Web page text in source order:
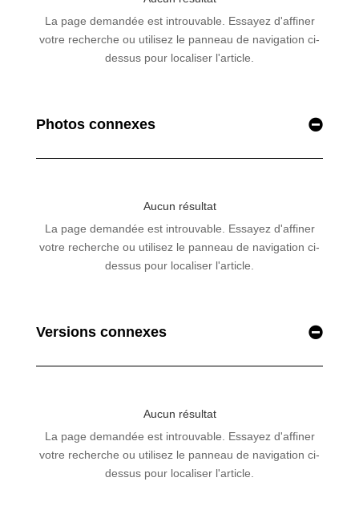
Photos connexes
Versions connexes